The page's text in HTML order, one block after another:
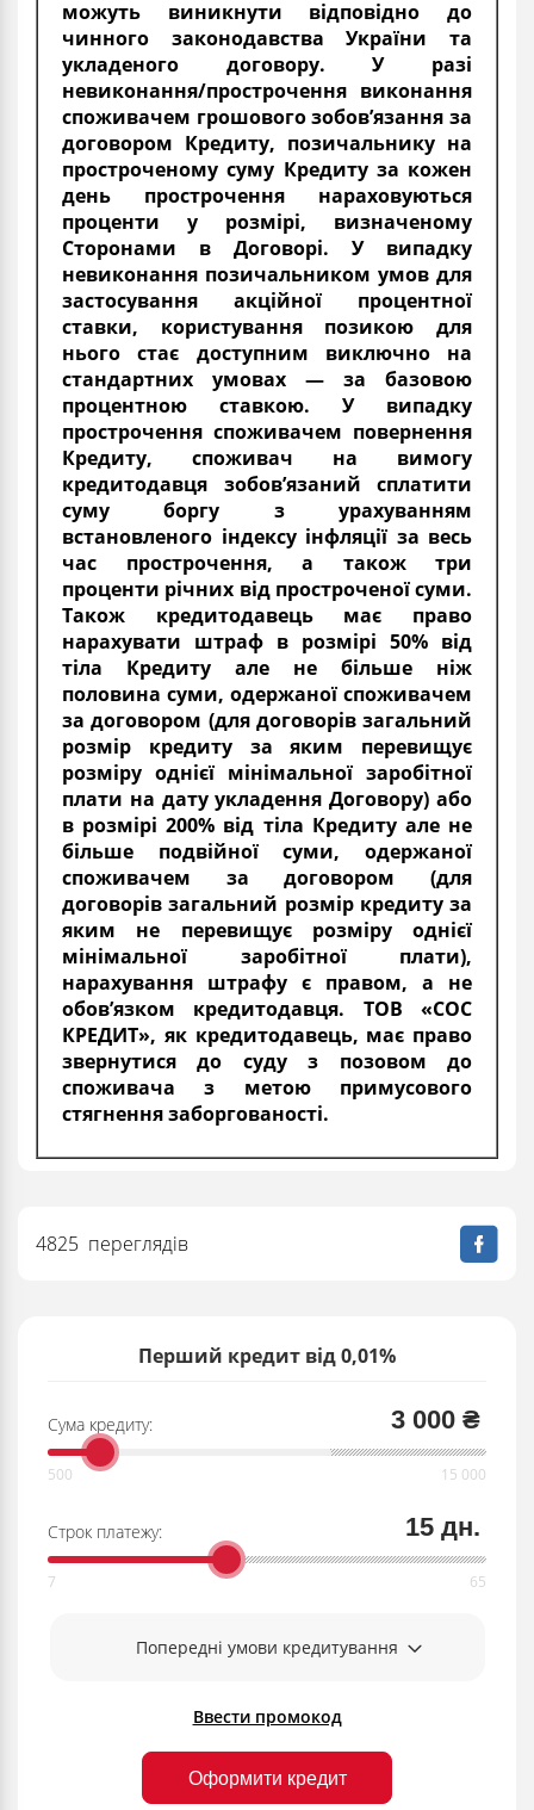
Перший кредит від 0,01%
Сума кредиту: 3 000 ₴
Строк платежу: 15 дн.
Попередні умови кредитування
Ввести промокод
Оформити кредит
можуть виникнути відповідно до
чинного законодавства України та
укладеного договору. У разі
невиконання/прострочення виконання
споживачем грошового зобов’язання за
договором Кредиту, позичальнику на
простроченому суму Кредиту за кожен
день прострочення нараховуються
проценти у розмірі, визначеному
Сторонами в Договорі. У випадку
невиконання позичальником умов для
застосування акційної процентної
ставки, користування позикою для
нього стає доступним виключно на
стандартних умовах — за базовою
процентною ставкою. У випадку
прострочення споживачем повернення
Кредиту, споживач на вимогу
кредитодавця зобов’язаний сплатити
суму боргу з урахуванням
встановленого індексу інфляції за весь
час прострочення, а також три
проценти річних від простроченої суми.
Також кредитодавець має право
нарахувати штраф в розмірі 50% від
тіла Кредиту але не більше ніж
половина суми, одержаної споживачем
за договором (для договорів загальний
розмір кредиту за яким перевищує
розміру однієї мінімальної заробітної
плати на дату укладення Договору) або
в розмірі 200% від тіла Кредиту але не
більше подвійної суми, одержаної
споживачем за договором (для
договорів загальний розмір кредиту за
яким не перевищує розміру однієї
мінімальної заробітної плати),
нарахування штрафу є правом, а не
обов’язком кредитодавця. ТОВ «СОС
КРЕДИТ», як кредитодавець, має право
звернутися до суду з позовом до
споживача з метою примусового
стягнення заборгованості.
4825 переглядів